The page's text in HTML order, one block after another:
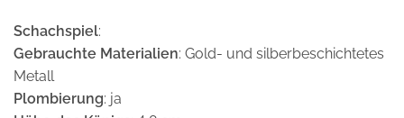
Schachspiel:
Gebrauchte Materialien: Gold- und silberbeschichtetes
Metall
Plombierung: ja